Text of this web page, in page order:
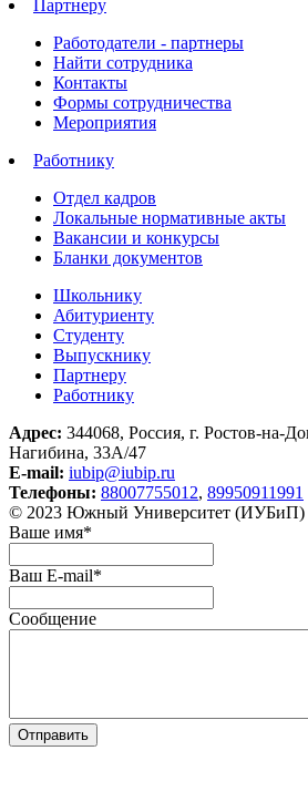
Партнеру
Работодатели - партнеры
Найти сотрудника
Контакты
Формы сотрудничества
Мероприятия
Работнику
Отдел кадров
Локальные нормативные акты
Вакансии и конкурсы
Бланки документов
Школьнику
Абитуриенту
Студенту
Выпускнику
Партнеру
Работнику
Адрес: 344068, Россия, г. Ростов-на-
Нагибина, 33А/47
E-mail: iubip@iubip.ru
Телефоны: 88007755012, 89950911991
© 2023 Южный Университет (ИУБиП)
Ваше имя*
Ваш E-mail*
Сообщение